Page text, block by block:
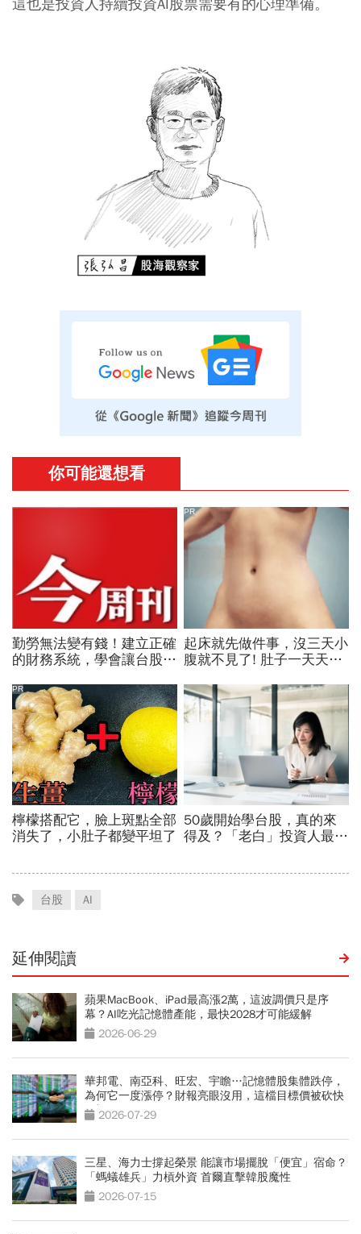
這也是投資人持續投資AI股票需要有的心理準備。
台股 AI
延伸閱讀
蘋果MacBook、iPad最高漲2萬，這波調價只是序
幕？AI吃光記憶體產能，最快2028才可能緩解
2026-06-29
華邦電、南亞科、旺宏、宇瞻…記憶體股集體跌停，
為何它一度漲停？財報亮眼沒用，這檔目標價被砍快
3成2026-07-29
三星、海力士撐起榮景 能讓市場擺脫「便宜」宿命？
「螞蟻雄兵」力槓外資 首爾直擊韓股魔性
2026-07-15